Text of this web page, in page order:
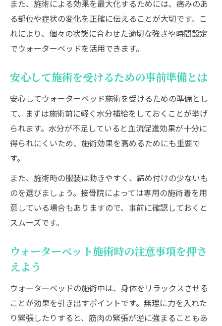
また、施術による効果を最大化するためには、痛みのあ
る部位や症状の変化を正確に伝えることが大切です。こ
れにより、個々の状態に合わせた適切な強さや時間設定
でウォーターベッドを活用できます。
安心して施術を受けるための事前準備とは
安心してウォーターベッド施術を受けるための準備とし
て、まずは施術前に軽く水分補給をしておくことが挙げ
られます。水分が不足していると血流促進効果が十分に
得られにくいため、施術効果を高めるためにも重要で
す。
また、施術時の服装は動きやすく、締め付けの少ないも
のを選びましょう。接骨院によっては専用の施術着を用
意している場合もありますので、事前に確認しておくと
スムーズです。
ウォーターベット施術時の注意事項を押さ
えよう
ウォーターベッドの施術中は、身体をリラックスさせる
ことが効果を引き出すポイントです。無理に力を入れた
り緊張したりすると、筋肉の緊張が逆に強まることもあ